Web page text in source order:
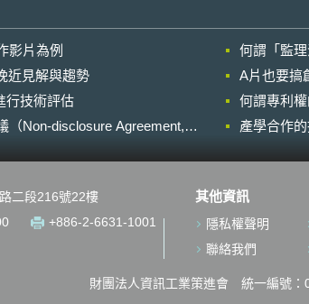
Partnership，LP）等合夥
在數量與資產分佈上，有重大改
要分析說明如下。 貳、美國有
夥發展現況 一、各類合夥團體[2]
數量呈現穩定成長 查美國國
最新 (2011) 發表之統計資料發
的青睞。至2009年為止，以合夥
合夥人總數達21,141,979人，其
擁有之總資產 (assets) 則達到約
兆美元。相對於2008年[4]，合夥
；合夥人總數增加184萬餘人，
幅度9.5%。值得注意的是，這是
司法程序
括：竊取
（網路詐
作或散佈
信用卡資
James
Gary
國境內第
botnets ）
被控攻擊
機進行駭
或具破壞
影片為例
何謂「監理
近見解與趨勢
A片也要搞
行技術評估
何謂專利
（Non-disclosure Agreement,
產學合作
二段216號22樓
+886-2-6631-1001
其他資訊
隱私權聲明
聯絡我們
財團法人資訊工業策進會 統一編號：